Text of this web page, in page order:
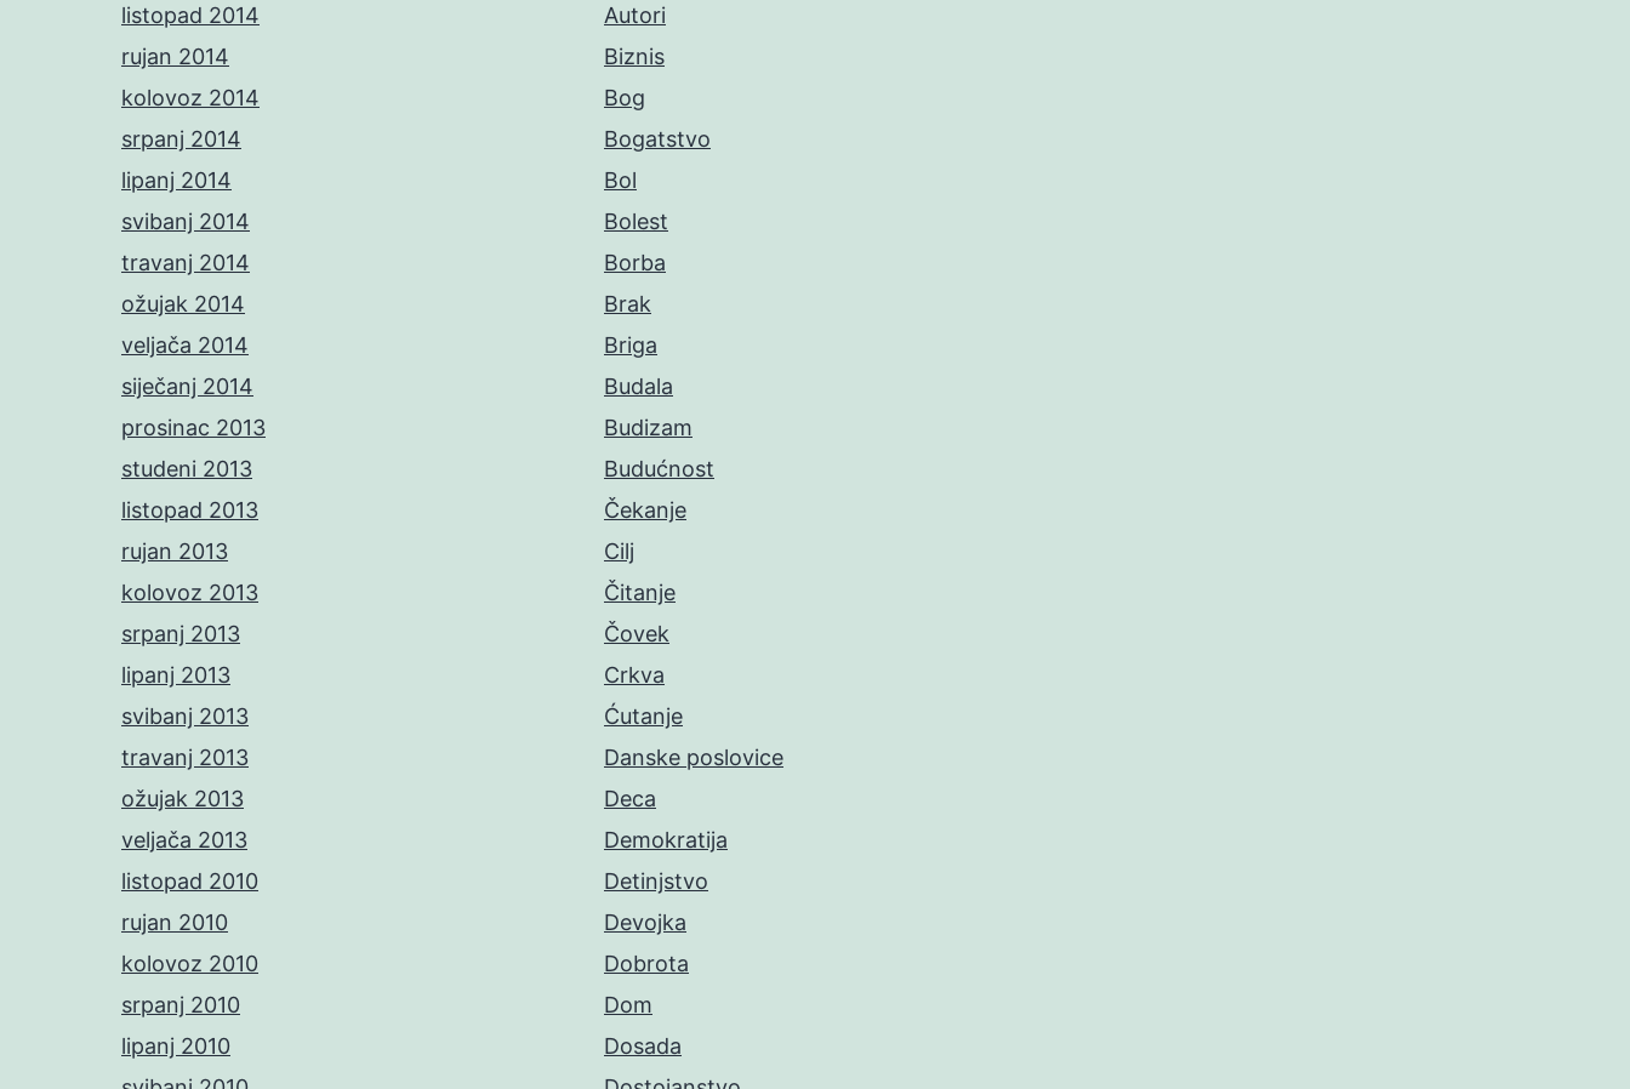
listopad 2014
rujan 2014
kolovoz 2014
srpanj 2014
lipanj 2014
svibanj 2014
travanj 2014
ožujak 2014
veljača 2014
siječanj 2014
prosinac 2013
studeni 2013
listopad 2013
rujan 2013
kolovoz 2013
srpanj 2013
lipanj 2013
svibanj 2013
travanj 2013
ožujak 2013
veljača 2013
listopad 2010
rujan 2010
kolovoz 2010
srpanj 2010
lipanj 2010
Autori
Biznis
Bog
Bogatstvo
Bol
Bolest
Borba
Brak
Briga
Budala
Budizam
Budućnost
Čekanje
Cilj
Čitanje
Čovek
Crkva
Ćutanje
Danske poslovice
Deca
Demokratija
Detinjstvo
Devojka
Dobrota
Dom
Dosada